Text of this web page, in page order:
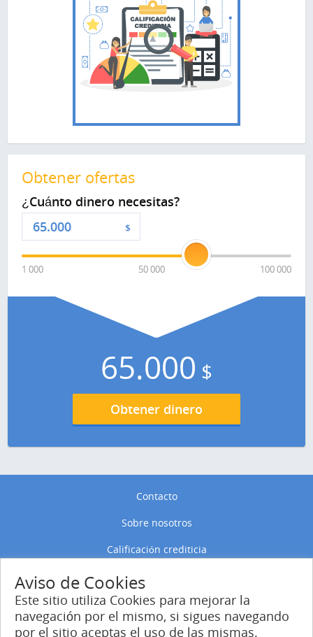
Obtener ofertas
¿Cuánto dinero necesitas?
$
1 000 50 000 100 000
65.000 $
Obtener dinero
Contacto
Sobre nosotros
Calificación crediticia
Política de privacidad
Política de Cookies
Entrar
Aviso de Cookies
Este sitio utiliza Cookies para mejorar la
navegación por el mismo, si sigues navegando
por el sitio aceptas el uso de las mismas.